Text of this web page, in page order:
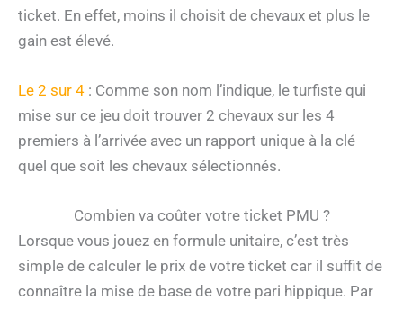
ticket. En effet, moins il choisit de chevaux et plus le
gain est élevé.
Le 2 sur 4 : Comme son nom l’indique, le turfiste qui
mise sur ce jeu doit trouver 2 chevaux sur les 4
premiers à l’arrivée avec un rapport unique à la clé
quel que soit les chevaux sélectionnés.
Combien va coûter votre ticket PMU ?
Lorsque vous jouez en formule unitaire, c’est très
simple de calculer le prix de votre ticket car il suffit de
connaître la mise de base de votre pari hippique. Par